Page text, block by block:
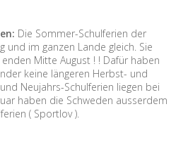
Die Sommer-Schulferien der
und im ganzen Lande gleich. Sie
Mitte August ! ! Dafür haben
keine längeren Herbst- und
Neujahrs-Schulferien liegen bei
haben die Schweden ausserdem
( Sportlov ).